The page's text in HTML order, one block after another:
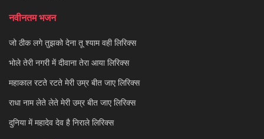
नवीनतम भजन
जो ठीक लगे तुझको देना तू श्याम वही लिरिक्स
भोले तेरी नगरी में दीवाना तेरा आया लिरिक्स
महाकाल रटते रटते मेरी उम्र बीत जाए लिरिक्स
राधा नाम लेते लेते मेरी उम्र बीत जाए लिरिक्स
दुनिया में महादेव देव है निराले लिरिक्स